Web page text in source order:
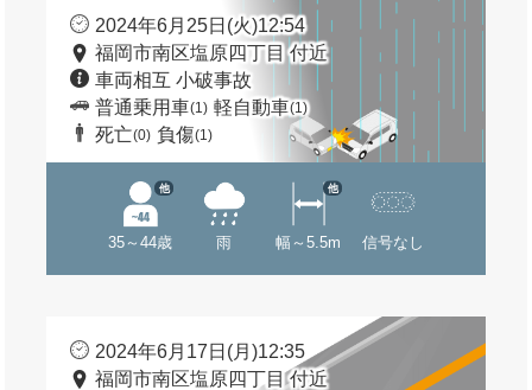
2024年6月25日(火)12:54
福岡市南区塩原四丁目 付近
車両相互 小破事故
普通乗用車(1) 軽自動車(1)
死亡(0) 負傷(1)
35～44歳
他
雨 幅～5.5m
他
信号なし
2024年6月17日(月)12:35
福岡市南区塩原四丁目 付近